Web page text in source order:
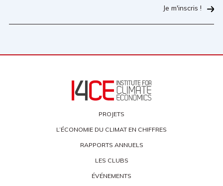
Je m'inscris !
PROJETS
L’ÉCONOMIE DU CLIMAT EN CHIFFRES
RAPPORTS ANNUELS
LES CLUBS
ÉVÉNEMENTS